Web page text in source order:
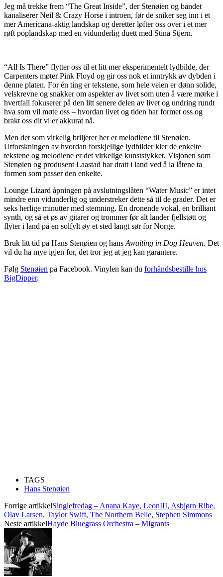
Jeg må trekke frem “The Great Inside”, der Stenøien og bandet
kanaliserer Neil & Crazy Horse i introen, før de sniker seg inn i et
mer Americana-aktig landskap og deretter løfter oss over i et mer
røft poplandskap med en vidunderlig duett med Stina Stjern.
“All Is There” flytter oss til et litt mer eksperimentelt lydbilde, der
Carpenters møter Pink Floyd og gir oss nok et inntrykk av dybden i
denne platen. For én ting er tekstene, som hele veien er dønn solide,
velskrevne og snakker om aspekter av livet som uten å være mørke i
hvertfall fokuserer på den litt senere delen av livet og undring rundt
hva som vil møte oss – hvordan livet og tiden har formet oss og
brakt oss dit vi er akkurat nå.
Men det som virkelig briljerer her er melodiene til Stenøien.
Utforskningen av hvordan forskjellige lydbilder kler de enkelte
tekstene og melodiene er det virkelige kunststykket. Visjonen som
Stenøien og produsent Laastad har dratt i land ved å la låtene ta
formen som passer den enkelte.
Lounge Lizard åpningen på avslutningslåten “Water Music” er intet
mindre enn vidunderlig og understreker dette så til de grader. Det er
seks herlige minutter med stemning. En dronende vokal, en brilliant
synth, og så et øs av gitarer og trommer før alt lander fjellstøtt og
flyter i land på en solfylt øy et sted langt sør for Norge.
Bruk litt tid på Hans Stenøien og hans Awaiting in Dog Heaven. Det
vil du ha mye igjen for, det tror jeg at jeg kan garantere.
Følg Stenøien på Facebook. Vinylen kan du forhåndsbestille hos
BigDipper.
TAGS
Hans Stenøien
Forrige artikkelSinglefredag – Anana Kaye, LeonIII, Asbjørn Ribe,
Olav Larsen, Taylor Swift, The Northern Belle, Stephen Simmons
Neste artikkelHayde Bluegrass Orchestra – Migrants